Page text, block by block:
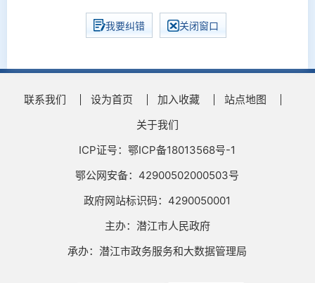
我要纠错 关闭窗口
联系我们 设为首页 加入收藏
站点地图
关于我们
ICP证号：鄂ICP备18013568号-1
鄂公网安备：42900502000503号
政府网站标识码：4290050001
主办：潜江市人民政府
承办：潜江市政务服务和大数据管理局